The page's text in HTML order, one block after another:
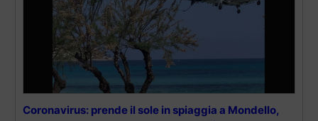
Coronavirus: prende il sole in spiaggia a Mondello,